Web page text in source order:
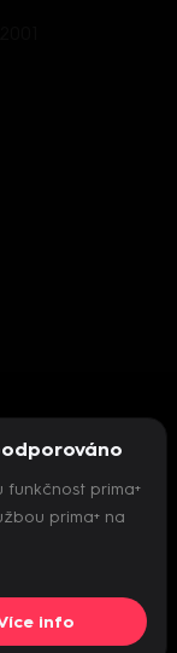
prima+
prima+ na
info